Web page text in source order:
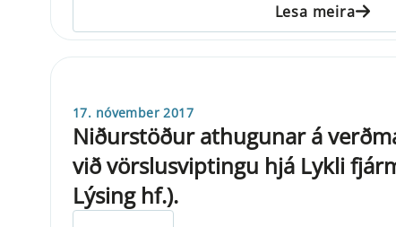
Lesa meira
17. nóvember 2017
Niðurstöður athugunar á
við vörslusviptingu hjá Lykli
Lýsing hf.).